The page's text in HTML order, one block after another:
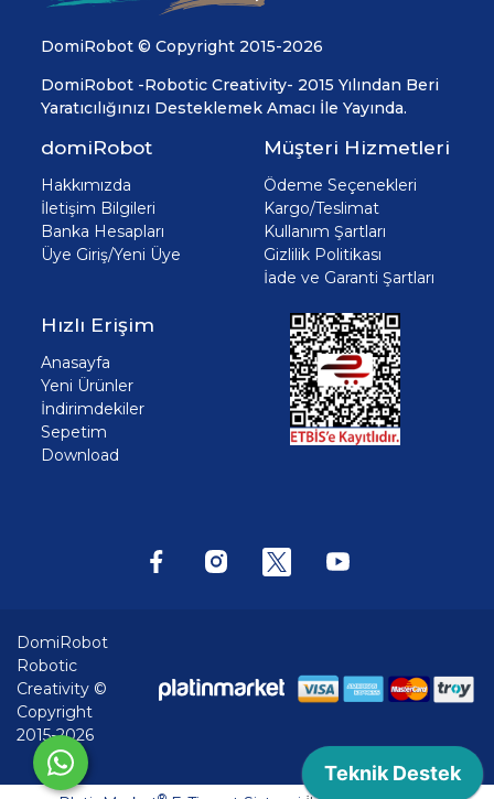
DomiRobot © Copyright 2015-2026
DomiRobot -Robotic Creativity- 2015 Yılından Beri
Yaratıcılığınızı Desteklemek Amacı İle Yayında.
domiRobot
Hakkımızda
İletişim Bilgileri
Banka Hesapları
Üye Giriş/Yeni Üye
Müşteri Hizmetleri
Ödeme Seçenekleri
Kargo/Teslimat
Kullanım Şartları
Gizlilik Politikası
İade ve Garanti Şartları
Hızlı Erişim
Anasayfa
Yeni Ürünler
İndirimdekiler
Sepetim
Download
DomiRobot
Robotic
Creativity ©
Copyright
2015-2026